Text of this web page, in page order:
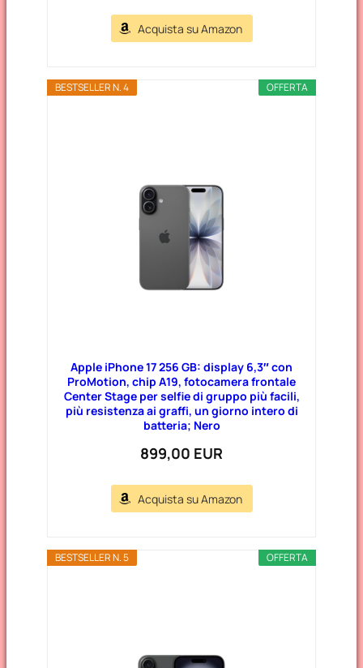
Acquista su Amazon
OFFERTA
BESTSELLER N. 4
Apple iPhone 17 256 GB: display 6,3″ con
ProMotion, chip A19, fotocamera frontale
Center Stage per selfie di gruppo più facili,
più resistenza ai graffi, un giorno intero di
batteria; Nero
899,00 EUR
Acquista su Amazon
OFFERTA
BESTSELLER N. 5